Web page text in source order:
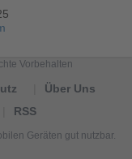
Vorbehalten
Über Uns
RSS
Geräten gut nutzbar.